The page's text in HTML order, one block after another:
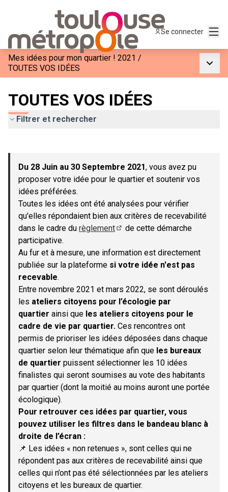
Se connecter
Mes idées pour mon quartier ! 2021 /
TOUTES VOS IDÉES
TOUTES VOS IDÉES
Filtrer et rechercher
−
Du 28 Juin au 30 Septembre 2021, vous avez pu
proposer votre idée pour le quartier et soutenir vos
idées préférées.
Toutes les idées ont été analysées pour vérifier
qu'elles répondaient bien aux critères de recevabilité
dans le cadre du règlement
de cette démarche
participative.
Au fur et à mesure, une information est directement
publiée sur la plateforme si votre idée n'est pas
recevable.
Entre novembre 2021 et mars 2022, se sont déroulés
les ateliers citoyens pour l’écologie par
quartier ainsi que les ateliers citoyens pour le
cadre de vie par quartier. Ces rencontres ont
permis de prioriser les idées déposées dans chaque
quartier selon leur thématique afin que les bureaux
de quartier puissent sélectionner les 10 idées
finalistes qui seront soumises au vote des habitants
par quartier (dont la moitié au moins auront une portée
écologique).
Pour retrouver ces idées par quartier, vous
pouvez utiliser les filtres dans le bandeau blanc à
droite de l’écran :
📌 Les idées « non retenues », sont celles qui ne
répondent pas aux critères de recevabilité ainsi que
celles qui n’ont pas été sélectionnées par les ateliers
citoyens et les bureaux de quartier.